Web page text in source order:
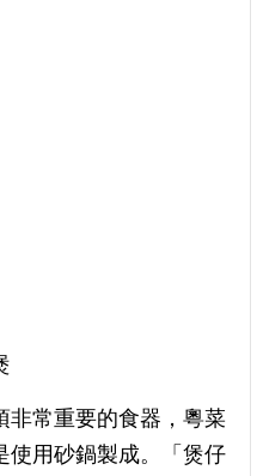
非常重要的食器，粵菜
使用砂鍋製成。「煲仔